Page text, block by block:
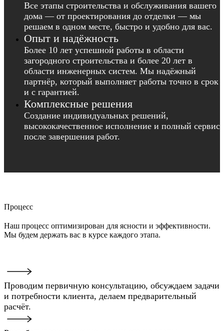
Все этапы строительства и обслуживания вашего
дома — от проектирования до отделки — мы
решаем в одном месте, быстро и удобно для вас.
Опыт и надёжность
Более 10 лет успешной работы в области
загородного строительства и более 20 лет в
области инженерных систем. Мы надёжный
партнёр, который выполняет работы точно в срок
и с гарантией.
Комплексные решения
Создание индивидуальных решений,
высококачественное исполнение и полный сервис
после завершения работ.
Процесс
Наш процесс оптимизирован для ясности и эффективности.
Мы будем держать вас в курсе каждого этапа.
Проводим первичную консультацию, обсуждаем задачи
и потребности клиента, делаем предварительный
расчёт.